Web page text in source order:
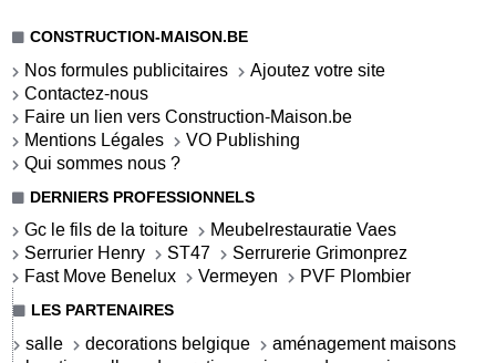
CONSTRUCTION-MAISON.BE
Nos formules publicitaires
Ajoutez votre site
Contactez-nous
Faire un lien vers Construction-Maison.be
Mentions Légales
VO Publishing
Qui sommes nous ?
DERNIERS PROFESSIONNELS
Gc le fils de la toiture
Meubelrestauratie Vaes
Serrurier Henry
ST47
Serrurerie Grimonprez
Fast Move Benelux
Vermeyen PVF Plombier
LES PARTENAIRES
salle decorations belgique
aménagement maisons